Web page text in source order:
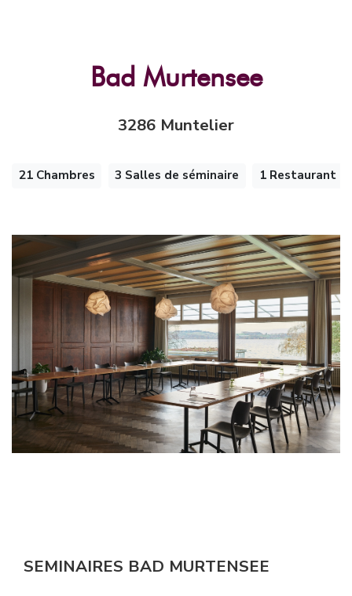
Bad Murtensee
3286 Muntelier
21 Chambres 3 Salles de séminaire 1 Restaurant
SEMINAIRES BAD MURTENSEE